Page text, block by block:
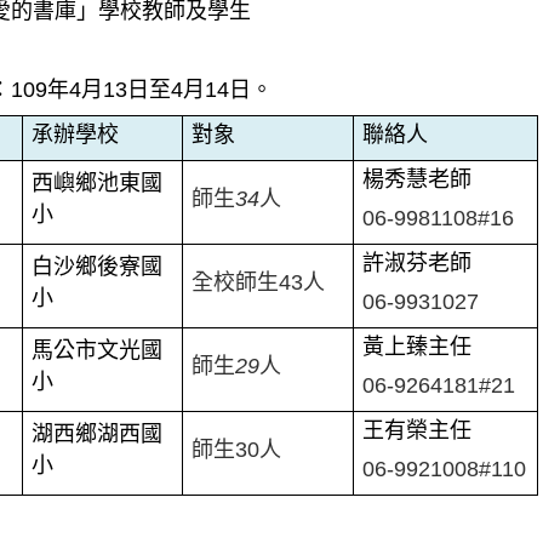
的書庫」學校教師及學生
109年4月 13 日至4月 14 日。
承辦學校
對象
聯絡人
西嶼鄉池東國
小
師生34人
楊秀慧老師
06-9981108#16
白沙鄉後寮國
小
全校師生43人
許淑芬老師
06-9931027
馬公市文光國
小
師生29人
黃上臻主任
06-9264181#21
湖西鄉湖西國
小
師生30人
王有榮主任
06-9921008#110